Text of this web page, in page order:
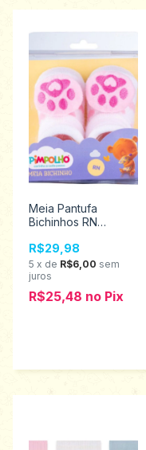
Meia Pantufa
Bichinhos RN
Menina 80244
R$29,98
5 x de R$6,00 sem
juros
R$25,48 no Pix